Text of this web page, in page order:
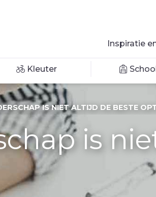
Inspiratie
Kleuter
IS NIET ALTIJD DE BESTE
is